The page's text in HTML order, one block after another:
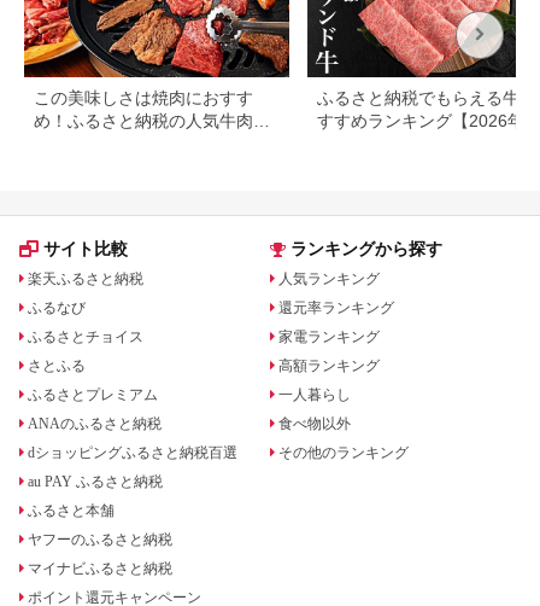
この美味しさは焼肉におすす
め！ふるさと納税の人気牛肉還
ふるさと納税でもらえる牛肉
すすめランキング【2026年
サイト比較
楽天ふるさと納税
ふるなび
ふるさとチョイス
さとふる
ふるさとプレミアム
ANAのふるさと納税
dショッピングふるさと納税百選
au PAY ふるさと納税
ふるさと本舗
ヤフーのふるさと納税
マイナビふるさと納税
ポイント還元キャンペーン
ランキングから探す
人気ランキング
還元率ランキング
家電ランキング
高額ランキング
一人暮らし
食べ物以外
その他のランキング